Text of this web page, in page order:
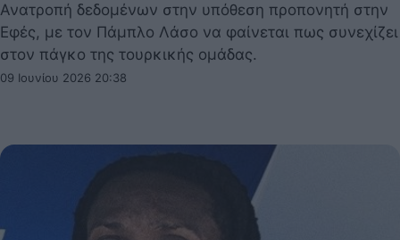
Ανατροπή δεδομένων στην υπόθεση προπονητή στην
Εφές, με τον Πάμπλο Λάσο να φαίνεται πως συνεχίζει
στον πάγκο της τουρκικής ομάδας.
09 Ιουνίου 2026 20:38